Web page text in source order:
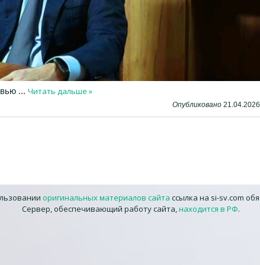
... Читать дальше »
Опубликовано 21.04.2026
оригинальных материалов сайта ссылка на si-sv.com
Сервер, обеспечивающий работу сайта,находится в РФ.